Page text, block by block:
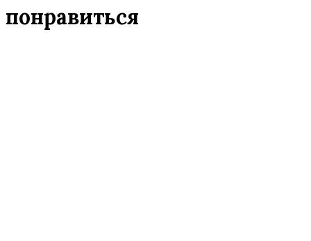
понравиться